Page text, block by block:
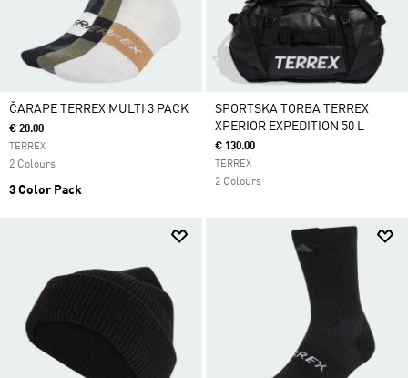
ČARAPE TERREX MULTI 3 PACK
€ 20.00
TERREX
2 Colours
3 Color Pack
SPORTSKA TORBA TERREX
XPERIOR EXPEDITION 50 L
€ 130.00
TERREX
2 Colours